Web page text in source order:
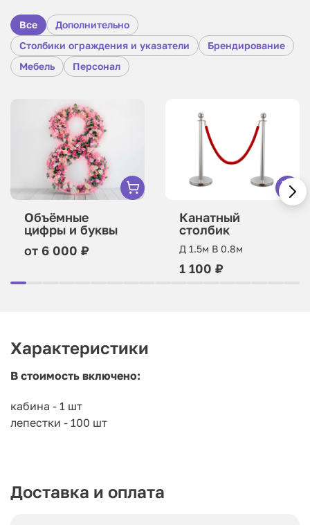
Все
Дополнительно
Столбики ограждения и указатели
Брендирование
Мебель
Персонал
Объёмные
цифры и буквы
от 6 000 ₽
Канатный
столбик
Д 1.5м В 0.8м
1 100 ₽
Характеристики
В стоимость включено:
кабина - 1 шт
лепестки - 100 шт
Доставка и оплата